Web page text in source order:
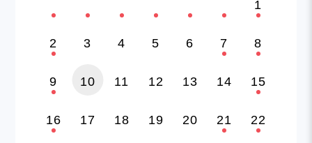
1
2 3 4 5 6 7 8
9 10 11 12 13 14 15
16 17 18 19 20 21 22